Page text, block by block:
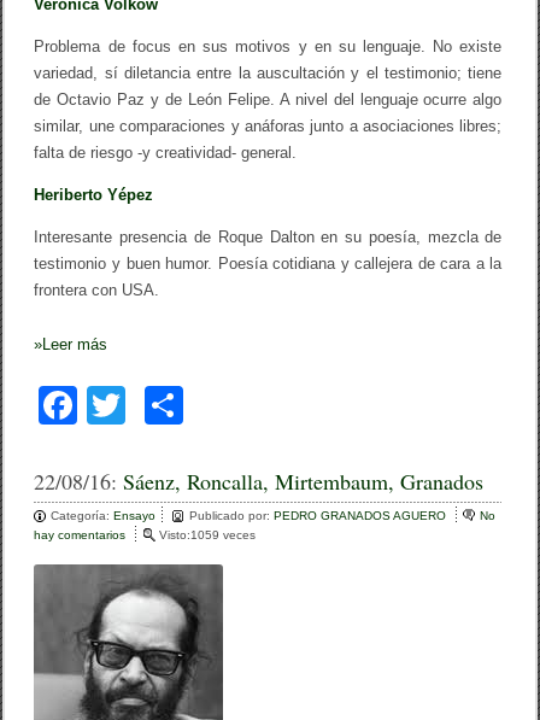
Verónica Volkow
Problema de focus en sus motivos y en su lenguaje. No existe
variedad, sí diletancia entre la auscultación y el testimonio; tiene
de Octavio Paz y de León Felipe. A nivel del lenguaje ocurre algo
similar, une comparaciones y anáforas junto a asociaciones libres;
falta de riesgo -y creatividad- general.
Heriberto Yépez
Interesante presencia de Roque Dalton en su poesía, mezcla de
testimonio y buen humor. Poesía cotidiana y callejera de cara a la
frontera con USA.
»Leer más
F
c
e
b
o
o
k
tt
er
m
p
ar
tir
22/08/16:Sáenz, Roncalla, Mirtembaum, Granados
Categoría:Ensayo Publicado por:PEDRO GRANADOS AGUERO
No
hay comentarios
á
n
z
,
R
o
Visto:1059 veces